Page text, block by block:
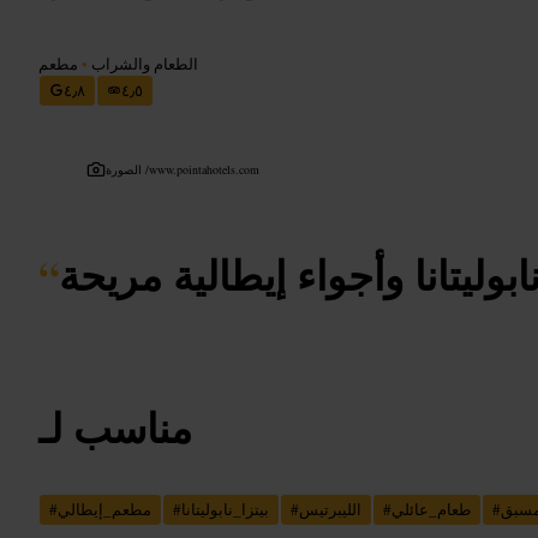
الطعام والشراب • مطعم
٤٫٨
٤٫٥
الصورة /www.pointahotels.com
“وأجواء إيطالية مريحة
مناسب لـ
#مطعم_إيطالي #بيتزا_نابوليتانا #الليبرتيس #طعام_عائلي #